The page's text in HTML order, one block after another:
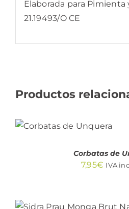
Elaborada para Pimienta
21.19493/O CE
Productos
CARRITO
/
Corbatas de
7,95€ IVA
AÑADIR AL CARRITO
/